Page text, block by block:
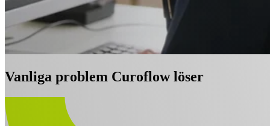
Vanliga problem Curoflow löser